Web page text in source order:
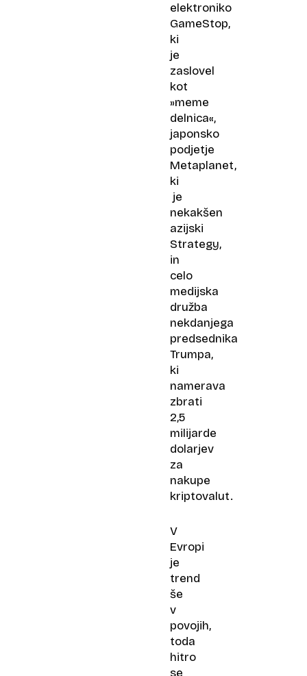
elektroniko
GameStop,
ki
je
zaslovel
kot
»meme
delnica«,
japonsko
podjetje
Metaplanet,
ki
je
nekakšen
azijski
Strategy,
in
celo
medijska
družba
nekdanjega
predsednika
Trumpa,
ki
namerava
zbrati
2,5
milijarde
dolarjev
za
nakupe
kriptovalut.
V
Evropi
je
trend
še
v
povojih,
toda
hitro
se